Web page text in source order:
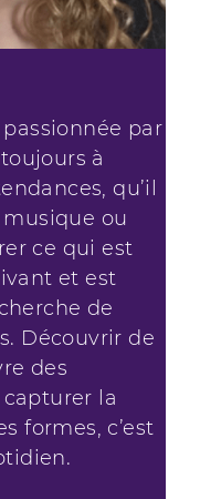
par
à
qu’il
musique ou
ce qui est
et est
de
Découvrir de
des
la
formes, c’est